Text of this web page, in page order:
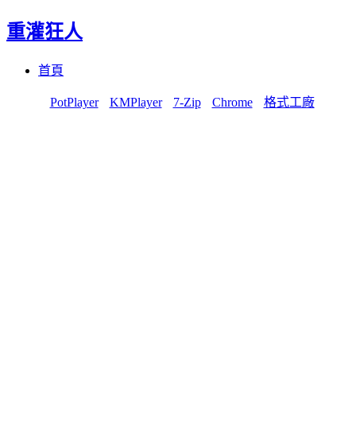
重灌狂人
首頁
PotPlayer KMPlayer 7-Zip Chrome 格式工廠